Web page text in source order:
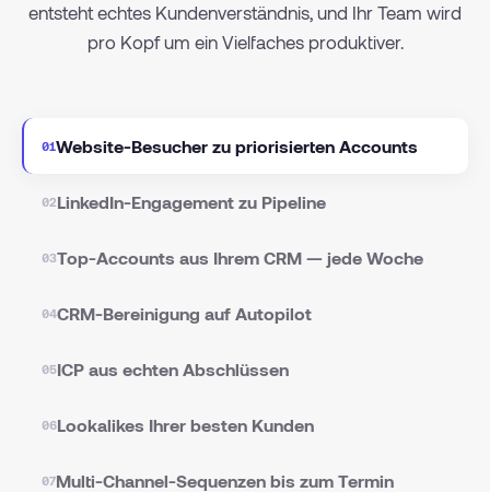
entsteht echtes Kundenverständnis, und Ihr Team wird
pro Kopf um ein Vielfaches produktiver.
01Website-Besucher zu priorisierten Accounts
02LinkedIn-Engagement zu Pipeline
03Top-Accounts aus Ihrem CRM — jede Woche
04CRM-Bereinigung auf Autopilot
05ICP aus echten Abschlüssen
06Lookalikes Ihrer besten Kunden
07Multi-Channel-Sequenzen bis zum Termin